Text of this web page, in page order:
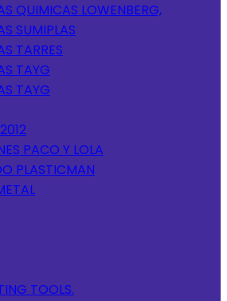
QUIMICAS LOWENBERG,
SUMIPLAS
TARRES
TAYG
TAYG
PACO Y LOLA
PLASTICMAN
TOOLS.